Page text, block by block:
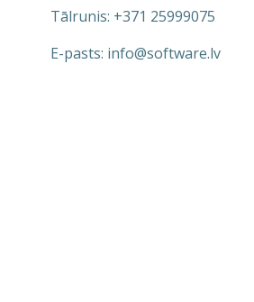
Tālrunis: +371 25999075
E-pasts: info@software.lv